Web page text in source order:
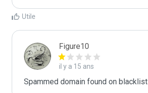
Utile
Figure10
il y a 15 ans
Spammed domain found on blacklist